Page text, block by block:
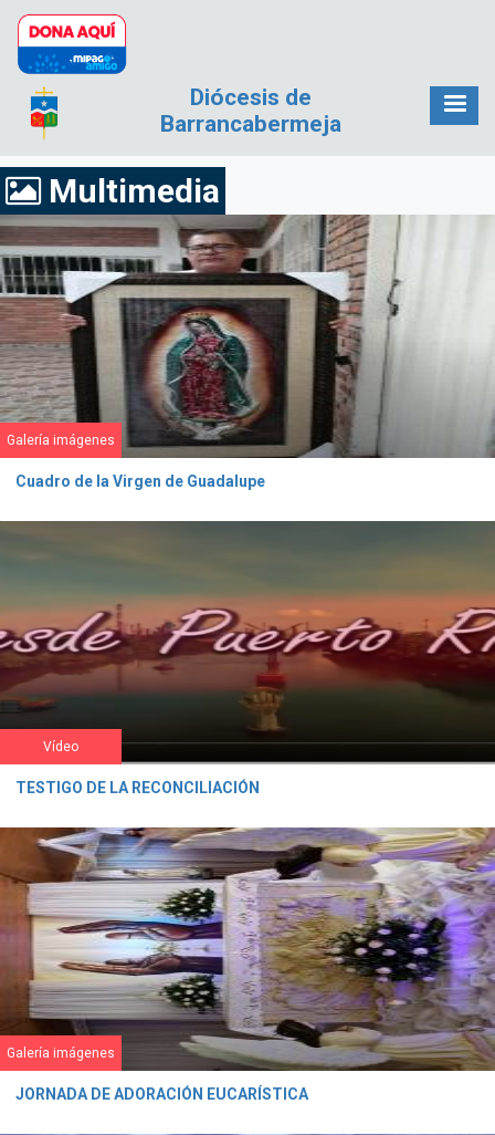
Pasar al contenido principal
Diócesis de
Barrancabermeja
Multimedia
Galería imágenes
Cuadro de la Virgen de Guadalupe
Vídeo
TESTIGO DE LA RECONCILIACIÓN
Galería imágenes
JORNADA DE ADORACIÓN EUCARÍSTICA